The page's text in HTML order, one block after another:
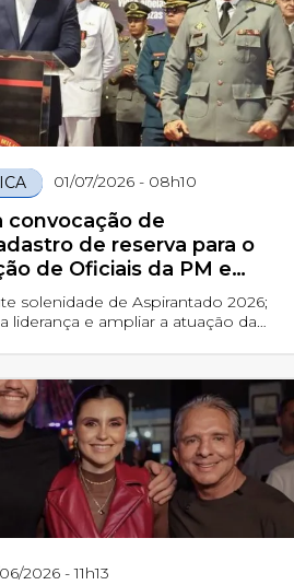
01/07/2026 - 08h10
convocação de
de reserva para o
de Oficiais da PM e
solenidade de Aspirantado 2026;
liderança e ampliar a atuação das
2026 - 11h13